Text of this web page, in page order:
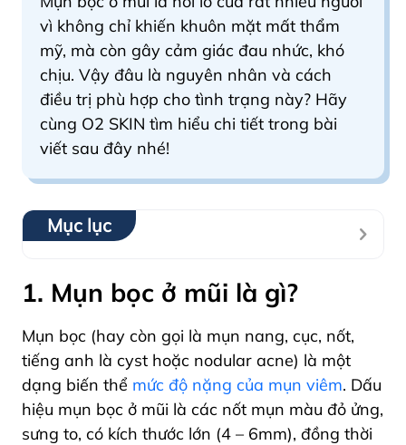
vì không chỉ khiến khuôn mặt mất thẩm
mỹ, mà còn gây cảm giác đau nhức, khó
chịu. Vậy đâu là nguyên nhân và cách
điều trị phù hợp cho tình trạng này? Hãy
cùng O2 SKIN tìm hiểu chi tiết trong bài
viết sau đây nhé!
Mục lục
1. Mụn bọc ở mũi là gì?
Mụn bọc (hay còn gọi là mụn nang, cục, nốt,
tiếng anh là cyst hoặc nodular acne) là một
dạng biến thể mức độ nặng của mụn viêm. Dấu
hiệu mụn bọc ở mũi là các nốt mụn màu đỏ ửng,
sưng to, có kích thước lớn (4 – 6mm), đồng thời